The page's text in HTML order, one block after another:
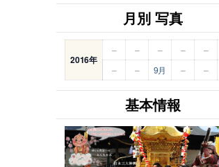
月別 写真
2016年
– – – – –
–
– 9月 – –
基本情報